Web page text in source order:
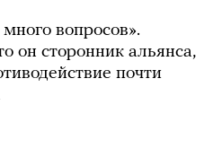
вопросов».
он сторонник альянса,
почти